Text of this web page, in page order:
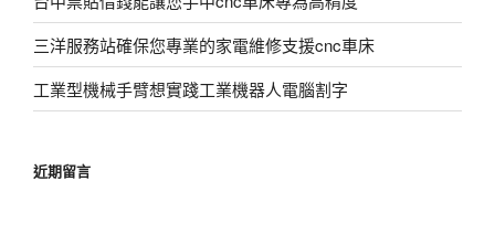
三洋服務站確保您專業的家電維修支援cnc車床
工業型機械手臂想實踐工業機器人電腦割字
近期留言